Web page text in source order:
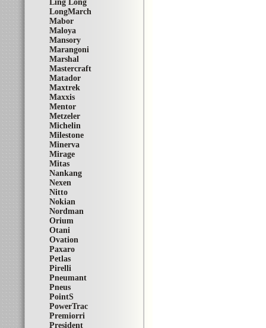
Ling Long
LongMarch
Mabor
Maloya
Mansory
Marangoni
Marshal
Mastercraft
Matador
Maxtrek
Maxxis
Mentor
Metzeler
Michelin
Milestone
Minerva
Mirage
Mitas
Nankang
Nexen
Nitto
Nokian
Nordman
Orium
Otani
Ovation
Paxaro
Petlas
Pirelli
Pneumant
Pneus
PointS
PowerTrac
Premiorri
President